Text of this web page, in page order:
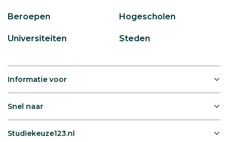
Beroepen Hogescholen
Universiteiten Steden
Informatie voor
Snel naar
Studiekeuze123.nl